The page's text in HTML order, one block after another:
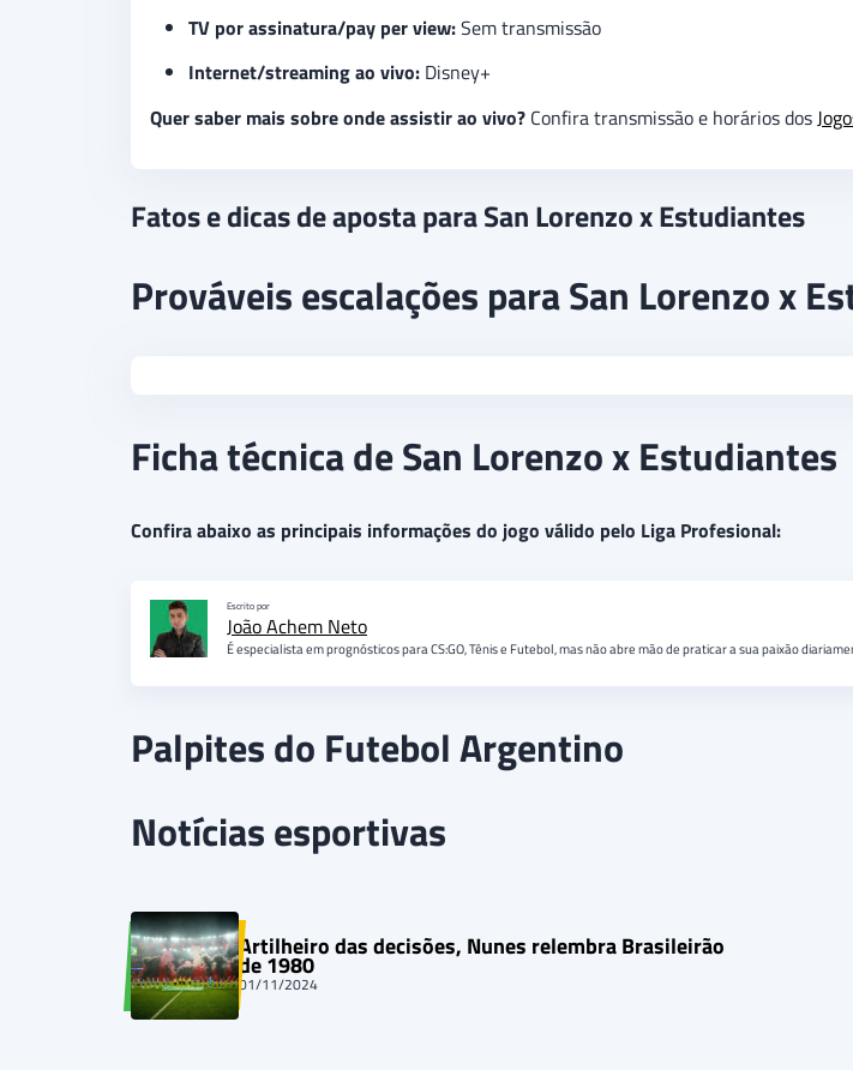
TV por assinatura/pay per view:Sem transmissão
Internet/streaming ao vivo: Disney+
Quer saber mais sobre onde assistir ao vivo? Confira transmissão e horários dos
Fatos e dicas de aposta para San Lorenzo x Estudiantes
Prováveis escalações para San Lorenzo x
Ficha técnica de San Lorenzo x Estudiantes
Confira abaixo as principais informações do jogo válido pelo Liga Profesional:
Escrito por
João Achem Neto
É especialista em prognósticos para CS:GO, Tênis e Futebol, mas não abre mão de praticar a sua paixão
Palpites do Futebol Argentino
Notícias esportivas
Artilheiro das decisões, Nunes relembra Brasileirão
de 1980
01/11/2024